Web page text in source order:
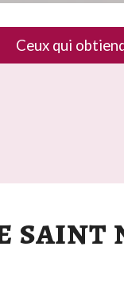
Ceux qui
saint